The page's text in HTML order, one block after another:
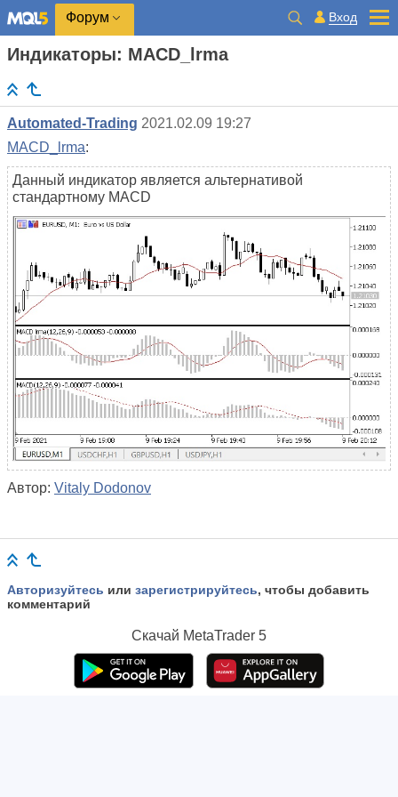
Форум Вход
Индикаторы: MACD_lrma
Automated-Trading 2021.02.09 19:27
MACD_lrma:
Данный индикатор является альтернативой
стандартному MACD
Автор: Vitaly Dodonov
Авторизуйтесь или зарегистрируйтесь, чтобы добавить
комментарий
Скачай MetaTrader 5